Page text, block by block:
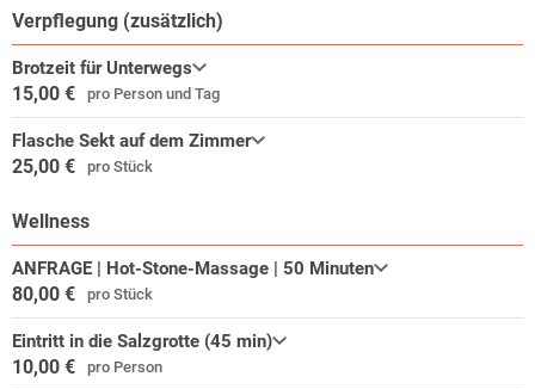
Verpflegung (zusätzlich)
Brotzeit für Unterwegs
15,00 € pro Person und Tag
Flasche Sekt auf dem Zimmer
25,00 € pro Stück
Wellness
ANFRAGE | Hot-Stone-Massage | 50 Minuten
80,00 € pro Stück
Eintritt in die Salzgrotte (45 min)
10,00 € pro Person